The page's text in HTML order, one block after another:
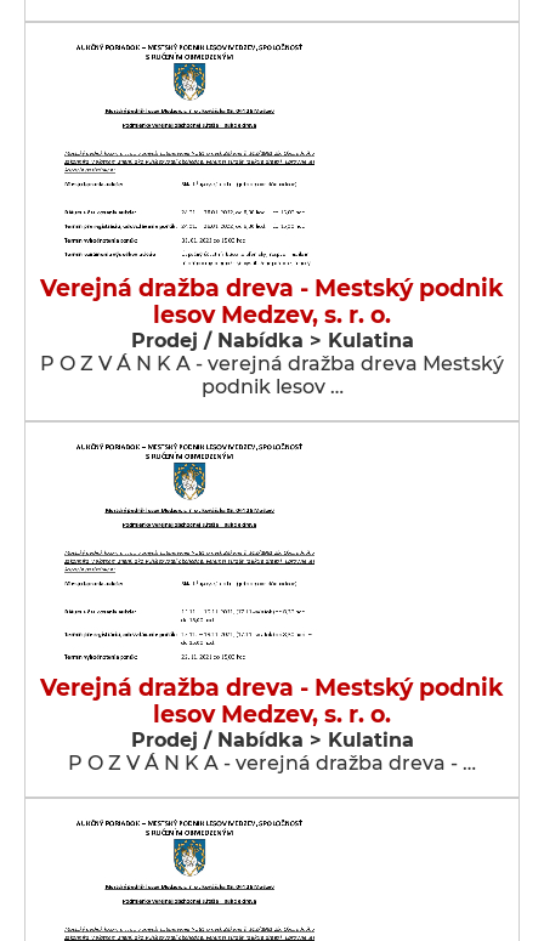
Verejná dražba dreva - Mestský podnik
lesov Medzev, s. r. o.
Prodej / Nabídka > Kulatina
P O Z V Á N K A - verejná dražba dreva Mestský
podnik lesov …
Verejná dražba dreva - Mestský podnik
lesov Medzev, s. r. o.
Prodej / Nabídka > Kulatina
P O Z V Á N K A - verejná dražba dreva - …